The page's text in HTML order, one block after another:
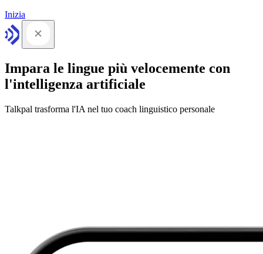
Inizia
Impara le lingue più velocemente con
l'intelligenza artificiale
Talkpal trasforma l'IA nel tuo coach linguistico personale